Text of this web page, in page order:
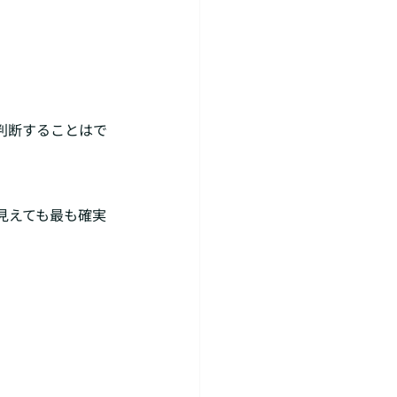
断することはで
えても最も確実